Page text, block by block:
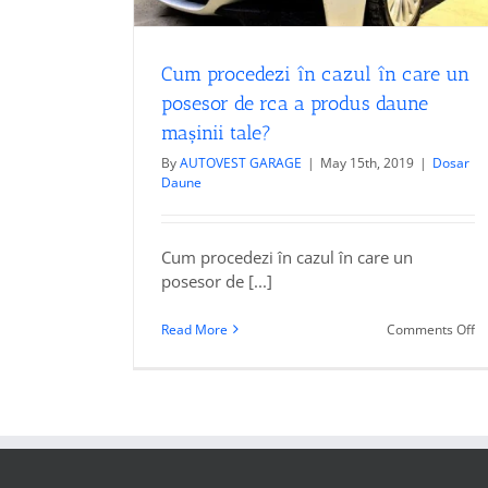
Cum procedezi în cazul în care un
posesor de rca a produs daune
mașinii tale?
ByAUTOVEST GARAGE | May 15th, 2019 | Dosar
Daune
Cum procedezi în cazul în care un
posesor de [...]
Read More Comments Offon